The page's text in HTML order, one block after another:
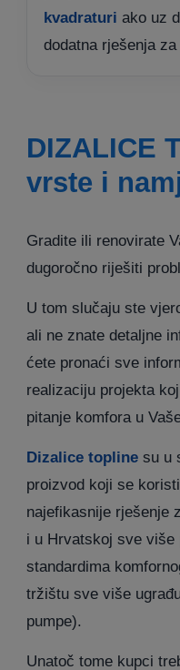
kvadraturi ako uz
dodatna rješenja
DIZALICE
vrste i
Gradite ili renovirate
dugoročno riješiti
U tom slučaju ste
ali ne znate detaljne
ćete pronaći sve
realizaciju projekta
pitanje komfora u
Dizalice topline su u
proizvod koji se
najefikasnije rješenje
i u Hrvatskoj sve
standardima
tržištu sve više
pumpe).
Unatoč tome kupci